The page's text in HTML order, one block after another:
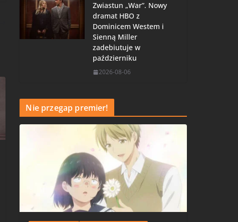
Zwiastun „War”. Nowy
dramat HBO z
Dominicem Westem i
Sienną Miller
zadebiutuje w
październiku
2026-08-06
Nie przegap premier!